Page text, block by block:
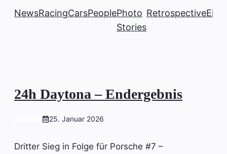
NewsRacingCarsPeoplePhoto
Stories
Retrospective
24h Daytona – Endergebnis
25. Januar 2026
Dritter Sieg in Folge für Porsche #7 –